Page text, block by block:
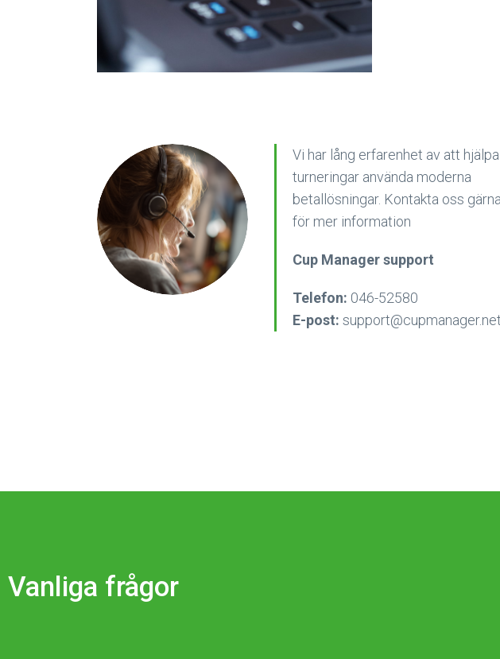
Vi har lång erfarenhet av att hjälpa
turneringar använda moderna
betallösningar. Kontakta oss gärna
för mer information
Cup Manager support
Telefon: 046-52580
E-post: support@cupmanager.net
Vanliga frågor